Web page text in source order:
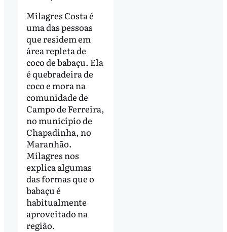
Milagres Costa é
uma das pessoas
que residem em
área repleta de
coco de babaçu. Ela
é quebradeira de
coco e mora na
comunidade de
Campo de Ferreira,
no município de
Chapadinha, no
Maranhão.
Milagres nos
explica algumas
das formas que o
babaçu é
habitualmente
aproveitado na
região.